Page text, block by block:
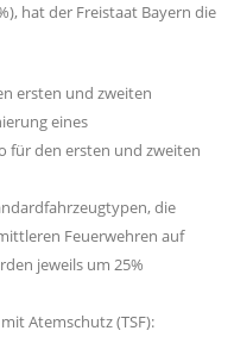
hat der Freistaat Bayern die
ersten und zweiten
eines
für den ersten und zweiten
die
Feuerwehren auf
jeweils um 25%
Atemschutz (TSF):